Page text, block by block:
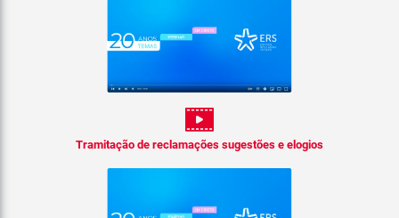
Tramitação de reclamações sugestões e elogios